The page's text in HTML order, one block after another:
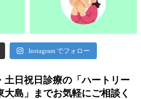
Instagram でフォロー
土日祝日診療の「ハートリー
大島」までお気軽にご相談く